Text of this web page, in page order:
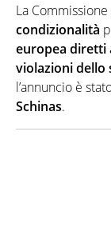
La
condizionalità
europea diretti
violazioni
l’annuncio è
Schinas.